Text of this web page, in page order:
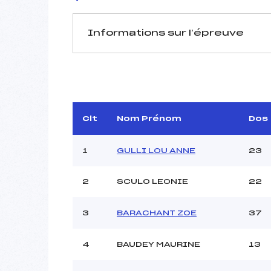
Informations sur l’épreuve
Arbitre :
Assistant :
MANCHE 1
Heure de départ :
Ouvreurs A :
Clt Nom Prénom Dos
1 GULLI LOU ANNE 23
2 SCULO LEONIE 22
3 BARACHANT ZOE 37
4 BAUDEY MAURINE 13